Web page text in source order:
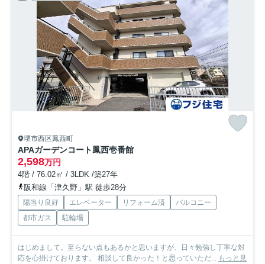
堺市西区鳳西町
APAガーデンコート鳳西壱番館
2,598万円
4階 / 76.02㎡ / 3LDK /築27年
阪和線「津久野」駅 徒歩28分
陽当り良好 エレベーター リフォーム済
バルコニー
都市ガス
駐輪場
はじめまして。至らない点もあるかと思いますが、日々勉強し丁寧な対
応を心掛けております。 相談して良かった！と思っていただ... もっと見